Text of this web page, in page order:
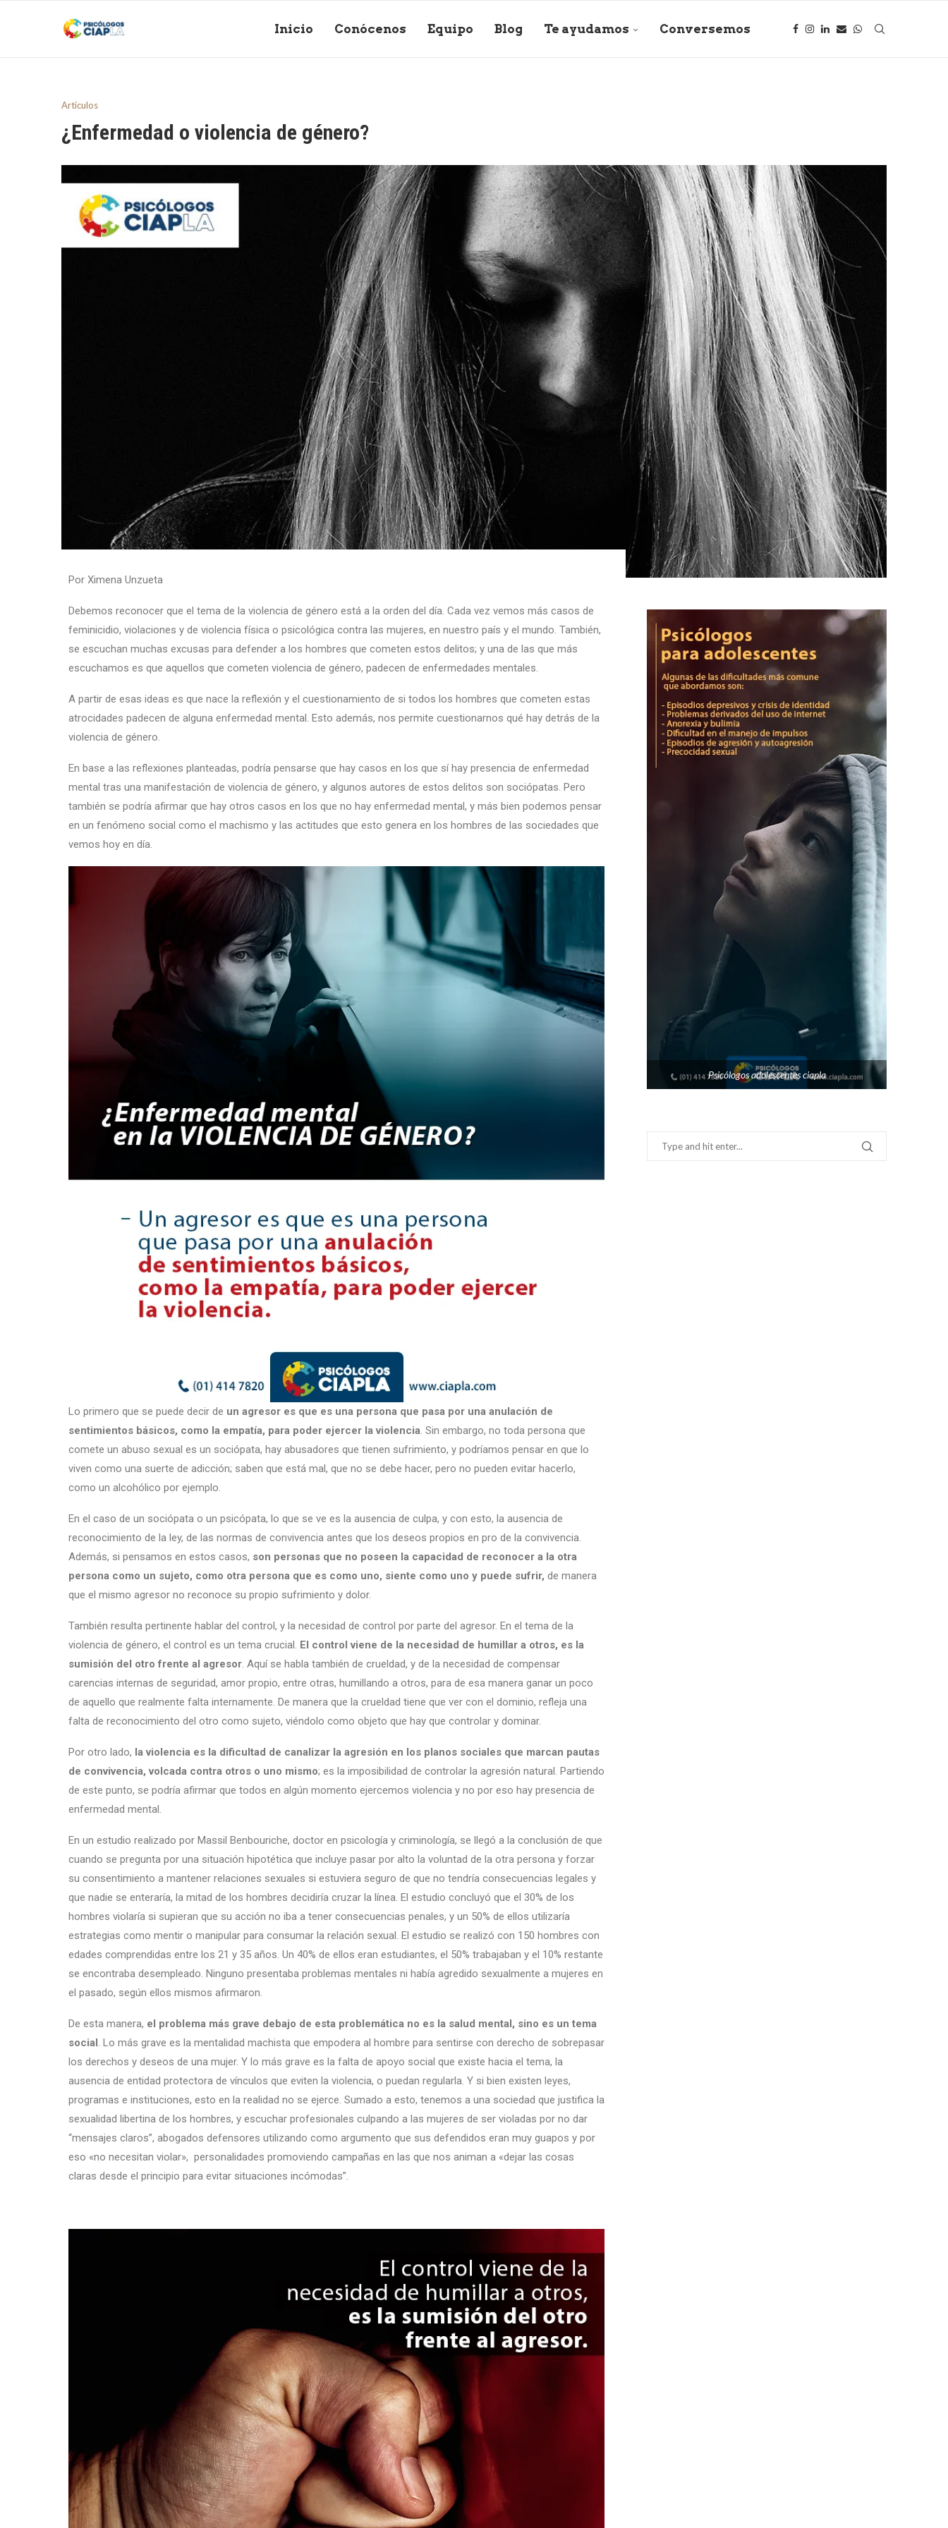
Inicio Conócenos Equipo Blog Te ayudamos Conversemos
Artículos
¿Enfermedad o violencia de género?
Por Ximena Unzueta
Debemos reconocer que el tema de la violencia de género está a la orden del día. Cada vez vemos más casos de
feminicidio, violaciones y de violencia física o psicológica contra las mujeres, en nuestro país y el mundo. También,
se escuchan muchas excusas para defender a los hombres que cometen estos delitos; y una de las que más
escuchamos es que aquellos que cometen violencia de género, padecen de enfermedades mentales.
A partir de esas ideas es que nace la reflexión y el cuestionamiento de si todos los hombres que cometen estas
atrocidades padecen de alguna enfermedad mental. Esto además, nos permite cuestionarnos qué hay detrás de la
violencia de género.
En base a las reflexiones planteadas, podría pensarse que hay casos en los que sí hay presencia de enfermedad
mental tras una manifestación de violencia de género, y algunos autores de estos delitos son sociópatas. Pero
también se podría afirmar que hay otros casos en los que no hay enfermedad mental, y más bien podemos pensar
en un fenómeno social como el machismo y las actitudes que esto genera en los hombres de las sociedades que
vemos hoy en día.
Lo primero que se puede decir de un agresor es que es una persona que pasa por una anulación de
sentimientos básicos, como la empatía, para poder ejercer la violencia. Sin embargo, no toda persona que
comete un abuso sexual es un sociópata, hay abusadores que tienen sufrimiento, y podríamos pensar en que lo
viven como una suerte de adicción; saben que está mal, que no se debe hacer, pero no pueden evitar hacerlo,
como un alcohólico por ejemplo.
En el caso de un sociópata o un psicópata, lo que se ve es la ausencia de culpa, y con esto, la ausencia de
reconocimiento de la ley, de las normas de convivencia antes que los deseos propios en pro de la convivencia.
Además, si pensamos en estos casos, son personas que no poseen la capacidad de reconocer a la otra
persona como un sujeto, como otra persona que es como uno, siente como uno y puede sufrir, de manera
que el mismo agresor no reconoce su propio sufrimiento y dolor.
También resulta pertinente hablar del control, y la necesidad de control por parte del agresor. En el tema de la
violencia de género, el control es un tema crucial. El control viene de la necesidad de humillar a otros, es la
sumisión del otro frente al agresor. Aquí se habla también de crueldad, y de la necesidad de compensar
carencias internas de seguridad, amor propio, entre otras, humillando a otros, para de esa manera ganar un poco
de aquello que realmente falta internamente. De manera que la crueldad tiene que ver con el dominio, refleja una
falta de reconocimiento del otro como sujeto, viéndolo como objeto que hay que controlar y dominar.
Por otro lado, la violencia es la dificultad de canalizar la agresión en los planos sociales que marcan pautas
de convivencia, volcada contra otros o uno mismo; es la imposibilidad de controlar la agresión natural. Partiendo
de este punto, se podría afirmar que todos en algún momento ejercemos violencia y no por eso hay presencia de
enfermedad mental.
En un estudio realizado por Massil Benbouriche, doctor en psicología y criminología, se llegó a la conclusión de que
cuando se pregunta por una situación hipotética que incluye pasar por alto la voluntad de la otra persona y forzar
su consentimiento a mantener relaciones sexuales si estuviera seguro de que no tendría consecuencias legales y
que nadie se enteraría, la mitad de los hombres decidiría cruzar la línea. El estudio concluyó que el 30% de los
hombres violaría si supieran que su acción no iba a tener consecuencias penales, y un 50% de ellos utilizaría
estrategias como mentir o manipular para consumar la relación sexual. El estudio se realizó con 150 hombres con
edades comprendidas entre los 21 y 35 años. Un 40% de ellos eran estudiantes, el 50% trabajaban y el 10% restante
se encontraba desempleado. Ninguno presentaba problemas mentales ni había agredido sexualmente a mujeres en
el pasado, según ellos mismos afirmaron.
De esta manera, el problema más grave debajo de esta problemática no es la salud mental, sino es un tema
social. Lo más grave es la mentalidad machista que empodera al hombre para sentirse con derecho de sobrepasar
los derechos y deseos de una mujer. Y lo más grave es la falta de apoyo social que existe hacia el tema, la
ausencia de entidad protectora de vínculos que eviten la violencia, o puedan regularla. Y si bien existen leyes,
programas e instituciones, esto en la realidad no se ejerce. Sumado a esto, tenemos a una sociedad que justifica la
sexualidad libertina de los hombres, y escuchar profesionales culpando a las mujeres de ser violadas por no dar
“mensajes claros”, abogados defensores utilizando como argumento que sus defendidos eran muy guapos y por
eso «no necesitan violar», personalidades promoviendo campañas en las que nos animan a «dejar las cosas
claras desde el principio para evitar situaciones incómodas”.
Psicólogos adolescentes ciapla